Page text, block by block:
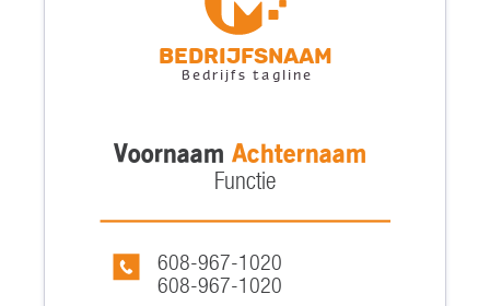
INLOGGEN
608-967-1020
608-967-1020
Functie
VoornaamAchternaam
Bedrijfsnaam
Bedrijfs tagline